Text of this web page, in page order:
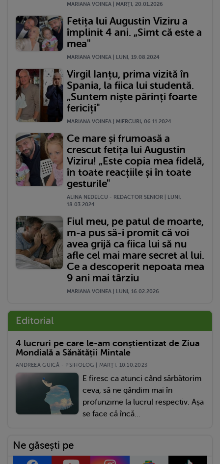
MARIANA VOINEA | MARŢI, 20.01.2026
Fetița lui Augustin Viziru a
împlinit 4 ani. „Simt că este a
mea"
MARIANA VOINEA | LUNI, 19.08.2024
Virgil Ianțu, prima vizită în
Spania, la fiica lui studentă.
„Suntem niște părinți foarte
fericiți"
MARIANA VOINEA | MIERCURI, 06.11.2024
Ce mare și frumoasă a
crescut fetița lui Augustin
Viziru! „Este copia mea fidelă,
în toate reacțiile și în toate
gesturile"
ALINA NEDELCU - REDACTOR SENIOR | LUNI,
18.03.2024
Fiul meu, pe patul de moarte,
m-a pus să-i promit că voi
avea grijă ca fiica lui să nu
afle cel mai mare secret al lui.
Ce a descoperit nepoata mea
9 ani mai târziu
MARIANA VOINEA | LUNI, 16.02.2026
Editorial
4 lucruri pe care le-am conștientizat de Ziua
Mondială a Sănătății Mintale
ANDREEA GUICĂ - PSIHOLOG | MARŢI, 10.10.2023
E firesc ca atunci când sărbătorim
ceva, să ne gândim mai în
profunzime la lucrul respectiv. Așa
se face că încă...
Ne găsești pe